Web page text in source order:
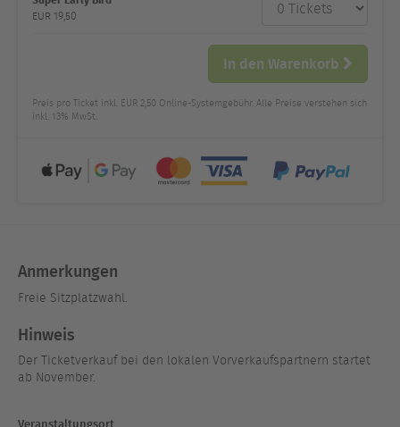
und Preis
EUR 19,50
In den Warenkorb
Preis pro Ticket inkl. EUR 2,50 Online-Systemgebühr. Alle Preise verstehen sich
inkl. 13% MwSt.
Anmerkungen
Freie Sitzplatzwahl.
Hinweis
Der Ticketverkauf bei den lokalen Vorverkaufspartnern startet
ab November.
Veranstaltungsort